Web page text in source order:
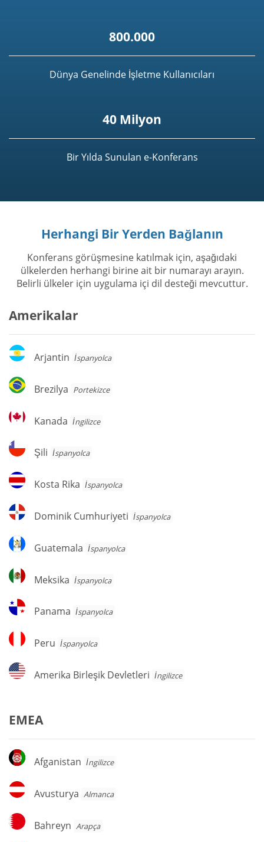
800.000
Dünya Genelinde İşletme Kullanıcıları
40 Milyon
Bir Yılda Sunulan e-Konferans
Herhangi Bir Yerden Bağlanın
Konferans görüşmesine katılmak için, aşağıdaki
ülkelerden herhangi birine ait bir numarayı arayın.
Belirli ülkeler için uygulama içi dil desteği mevcuttur.
Amerikalar
Arjantin
Arjantin İspanyolca
Brezilya
Brezilya Portekizce
Kanada
Kanada İngilizce
Şili
Şili İspanyolca
Kosta
Rika
Kosta Rika İspanyolca
Dominik
Cumhuriyeti
Dominik Cumhuriyeti İspanyolca
Guatemala
Guatemala İspanyolca
Meksika
Meksika İspanyolca
Panama
Panama İspanyolca
Peru
Peru İspanyolca
Amerika
Birleşik
Amerika Birleşik Devletleri İngilizce
EMEA
Afganistan
Afganistan İngilizce
Avusturya
Avusturya Almanca
Bahreyn
Bahreyn Arapça